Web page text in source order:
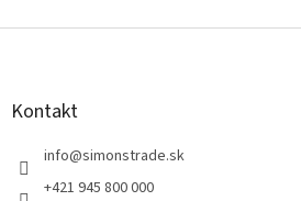
Z
Kontakt
info@simonstrade.sk
+421 945 800 000